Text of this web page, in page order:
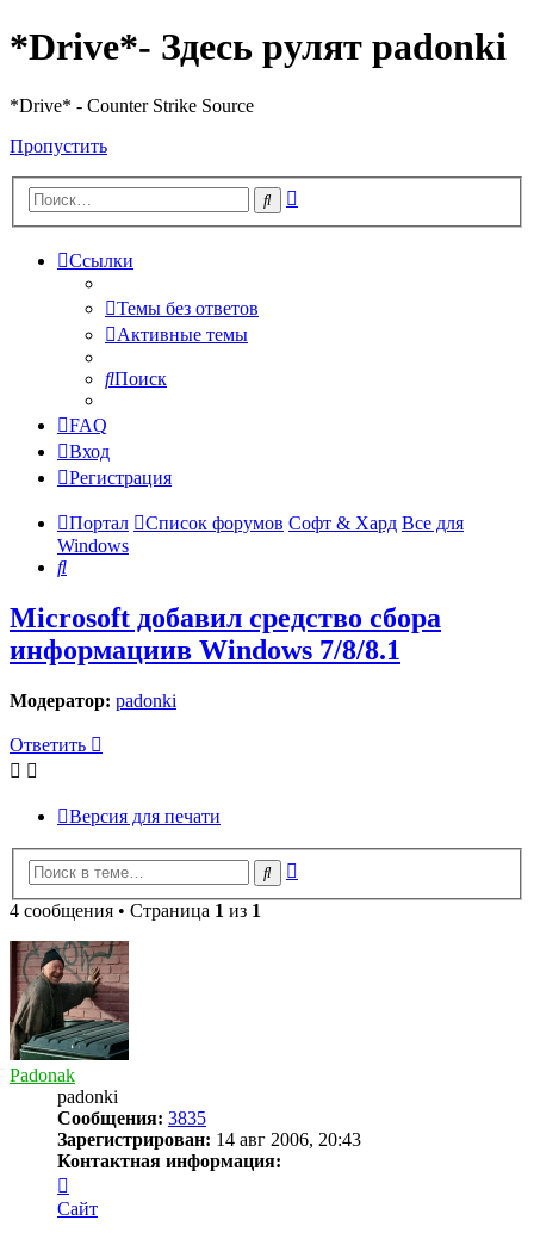
*Drive*- Здесь рулят padonki
*Drive* - Counter Strike Source
Пропустить
Поиск
Ссылки
Темы без ответов
Активные темы
Поиск
FAQ
Вход
Регистрация
Портал Список форумов Софт & Хард Все для
Windows
Поиск
Microsoft добавил средство сбора
информациив Windows 7/8/8.1
Модератор: padonki
Ответить
Версия для печати
Поиск
4 сообщения • Страница 1 из 1
Padonak
padonki
Сообщения: 3835
Зарегистрирован: 14 авг 2006, 20:43
Контактная информация:
информация
пользователя
Сайт